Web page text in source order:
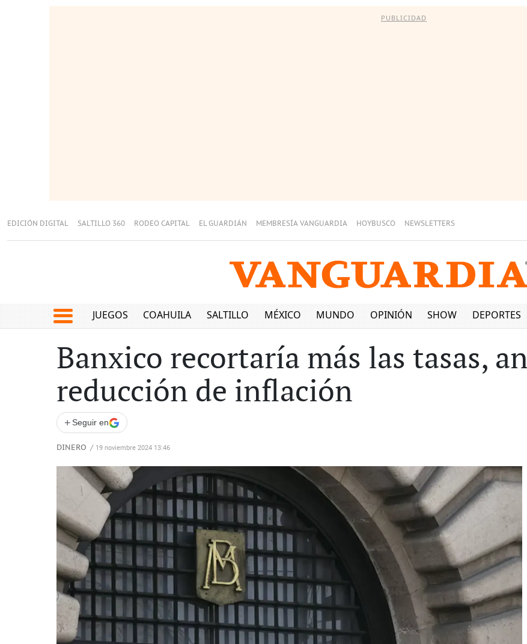
PUBLICIDAD
EDICIÓN DIGITAL SALTILLO 360 RODEO CAPITAL EL GUARDIÁN MEMBRESÍA VANGUARDIA HOYBUSCO NEWSLETTERS
JUEGOS COAHUILA SALTILLO MÉXICO MUNDO OPINIÓN SHOW DEPORTES
Banxico recortaría más las tasas,
reducción de inflación
+ Seguir en
DINERO / 19 noviembre 2024 13:46